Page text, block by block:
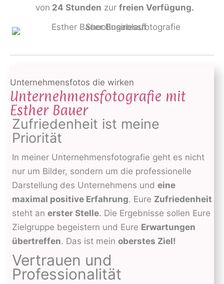
von 24 Stunden zur freien Verfügung.
Unternehmensfotos die wirken
Unternehmensfotografie mit
Esther Bauer
Zufriedenheit ist meine
Priorität
In meiner Unternehmensfotografie geht es nicht
nur um Bilder, sondern um die professionelle
Darstellung des Unternehmens und eine
maximal positive Erfahrung. Eure Zufriedenheit
steht an erster Stelle. Die Ergebnisse sollen Eure
Zielgruppe begeistern und Eure Erwartungen
übertreffen. Das ist mein oberstes Ziel!
Vertrauen und
Professionalität